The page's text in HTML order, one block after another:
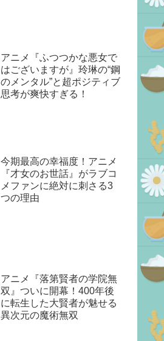
アニメ『ふつつかな悪女で
はございますが』玲琳の“鋼
のメンタル”と超ポジティブ
思考が爽快すぎる！
今期最高の幸福度！アニメ
『才女のお世話』がラブコ
メファンに絶対に刺さる3
つの理由
アニメ『落第賢者の学院無
双』ついに開幕！400年後
に転生した大賢者が魅せる
異次元の魔術無双